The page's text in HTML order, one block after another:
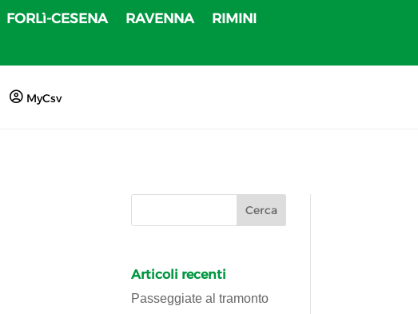
FORLì-CESENA RAVENNA RIMINI
MyCsv
Articoli recenti
Passeggiate al tramonto